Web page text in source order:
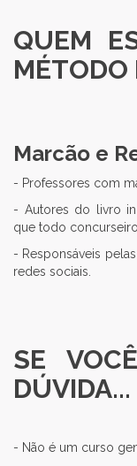
QUEM
MÉTODO
Marcão e
- Professores com
- Autores do livro
que todo
- Responsáveis
redes sociais.
SE
DÚVIDA...
- Não é um curso